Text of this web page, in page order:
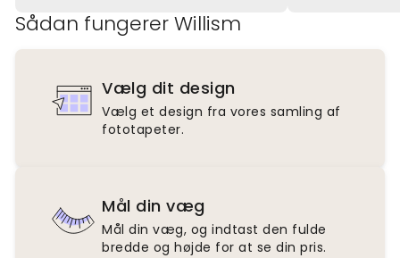
Sådan fungerer Willism
Vælg dit design
Vælg et design fra vores samling af
fototapeter.
Mål din væg
Mål din væg, og indtast den fulde
bredde og højde for at se din pris.